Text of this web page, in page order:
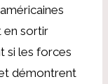
en sortir
si les forces
démontrent